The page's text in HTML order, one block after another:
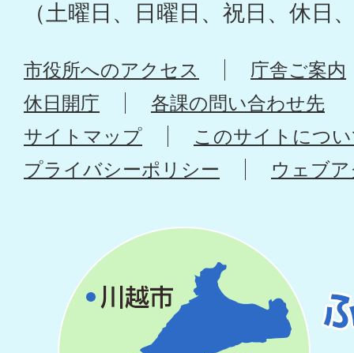
（土曜日、日曜日、祝日、休日
市役所へのアクセス
庁舎ご案内
休日開庁
各課の問い合わせ先
サイトマップ
このサイトにつ
プライバシーポリシー
ウェブ